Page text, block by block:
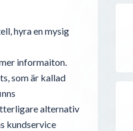
hyra en mysig
informaiton.
som är kallad
alternativ
kundservice